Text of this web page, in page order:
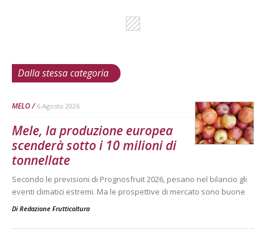
Dalla stessa categoria
MELO 6 Agosto 2026
Mele, la produzione europea
scenderà sotto i 10 milioni di
tonnellate
Secondo le previsioni di Prognosfruit 2026, pesano nel bilancio gli
eventi climatici estremi. Ma le prospettive di mercato sono buone
Di Redazione Frutticoltura